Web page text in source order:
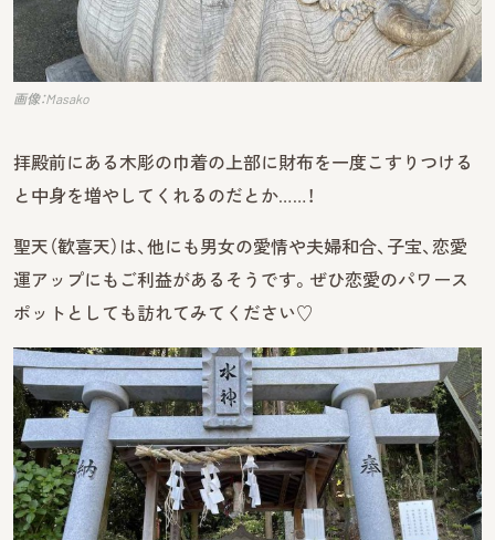
画像：Masako
拝殿前にある木彫の巾着の上部に財布を一度こすりつける
と中身を増やしてくれるのだとか……！
聖天（歓喜天）は、他にも男女の愛情や夫婦和合、子宝、恋愛
運アップにもご利益があるそうです。ぜひ恋愛のパワース
ポットとしても訪れてみてください♡